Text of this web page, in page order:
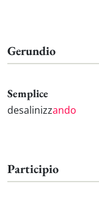
Gerundio
Semplice
desalinizzando
Participio